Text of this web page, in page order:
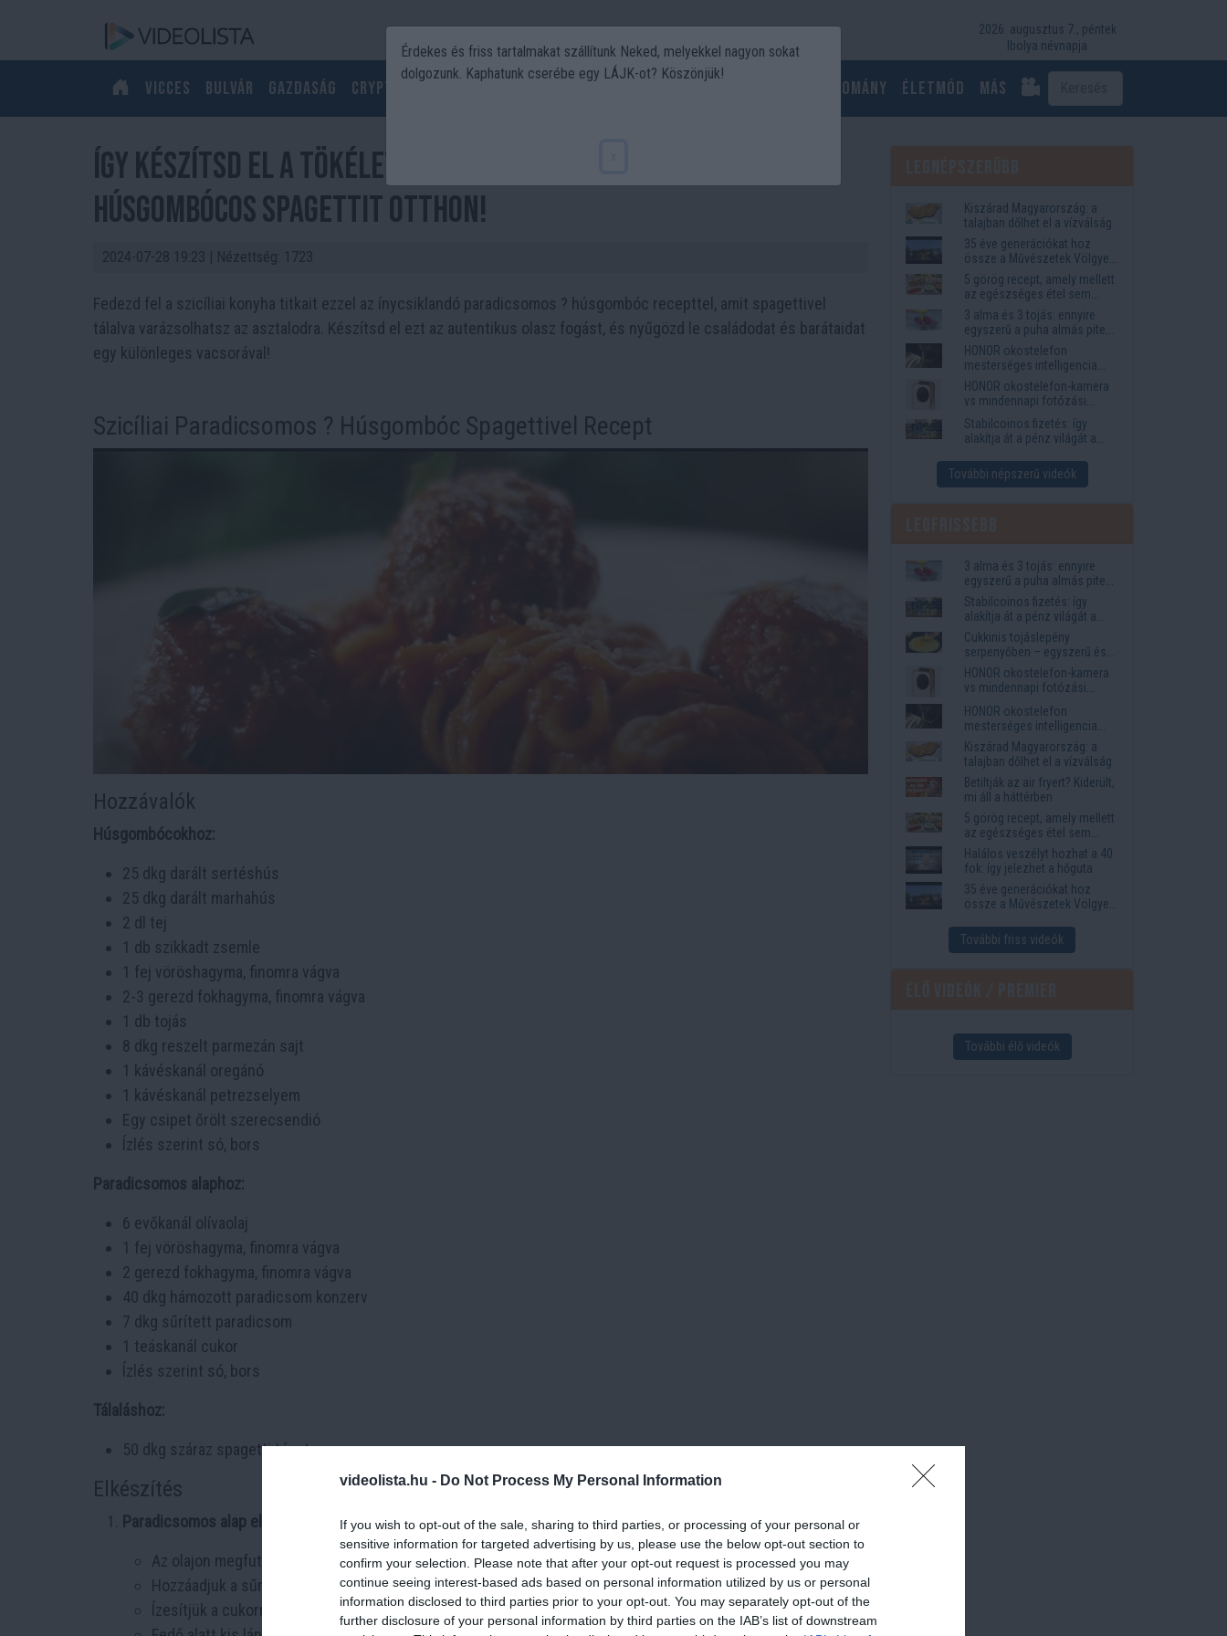
videolista.hu - Do Not Process My Personal Information
If you wish to opt-out of the sale, sharing to third parties, or processing of your personal or
sensitive information for targeted advertising by us, please use the below opt-out section to
confirm your selection. Please note that after your opt-out request is processed you may
continue seeing interest-based ads based on personal information utilized by us or personal
information disclosed to third parties prior to your opt-out. You may separately opt-out of the
further disclosure of your personal information by third parties on the IAB’s list of downstream
2026. augusztus 7., péntek
Ibolya névnapja
Vicces Bulvár Gazdaság Crypto Politika DIY Utazás Tudomány Életmód más
Így készítsd el a tökéletes Szicíliai Paradicsomos ?
Húsgombócos Spagettit otthon!
2024-07-28 19:23 | Nézettség: 1723
Fedezd fel a szicíliai konyha titkait ezzel az ínycsiklandó paradicsomos ? húsgombóc recepttel, amit spagettivel
tálalva varázsolhatsz az asztalodra. Készítsd el ezt az autentikus olasz fogást, és nyűgözd le családodat és barátaidat
egy különleges vacsorával!
Szicíliai Paradicsomos ? Húsgombóc Spagettivel Recept
Hozzávalók
Húsgombócokhoz:
25 dkg darált sertéshús
25 dkg darált marhahús
2 dl tej
1 db szikkadt zsemle
1 fej vöröshagyma, finomra vágva
2-3 gerezd fokhagyma, finomra vágva
1 db tojás
8 dkg reszelt parmezán sajt
1 kávéskanál oregánó
1 kávéskanál petrezselyem
Egy csipet őrölt szerecsendió
Ízlés szerint só, bors
Paradicsomos alaphoz:
6 evőkanál olívaolaj
1 fej vöröshagyma, finomra vágva
2 gerezd fokhagyma, finomra vágva
40 dkg hámozott paradicsom konzerv
7 dkg sűrített paradicsom
1 teáskanál cukor
Ízlés szerint só, bors
Tálaláshoz:
50 dkg száraz spagetti tészta
Elkészítés
Paradicsomos alap elkészítése:
Az olajon megfuttatjuk a finomra vágott vöröshagymát és a fokhagymát.
Hozzáadjuk a sűrített paradicsomot és a darabokra vágott paradicsom konzervet.
Ízesítjük a cukorral, sóval és borssal.
Kiszárad Magyarország: a
talajban dőlhet el a vízválság
35 éve generációkat hoz
össze a Művészetek Völgye
– megvan a 2027-es időpont
és a bérletár
5 görög recept, amely mellett
az egészséges étel sem
tűnik lemondásnak
3 alma és 3 tojás: ennyire
egyszerű a puha almás pite
titka
HONOR okostelefon
mesterséges intelligencia
funkciók, amelyek
megkönnyítik az életet
HONOR okostelefon-kamera
vs mindennapi fotózási
igények
Stabilcoinos fizetés: így
alakítja át a pénz világát a
Western Union
További népszerű videók
3 alma és 3 tojás: ennyire
egyszerű a puha almás pite
titka
Stabilcoinos fizetés: így
alakítja át a pénz világát a
Visa, a Mastercard és a
Western Union
Cukkinis tojáslepény
serpenyőben – egyszerű és
laktató vacsora
HONOR okostelefon-kamera
vs mindennapi fotózási
igények
HONOR okostelefon
mesterséges intelligencia
funkciók, amelyek
megkönnyítik az életet
Kiszárad Magyarország: a
talajban dőlhet el a vízválság
Betiltják az air fryert? Kiderült,
mi áll a háttérben
5 görög recept, amely mellett
az egészséges étel sem
tűnik lemondásnak
Halálos veszélyt hozhat a 40
fok: így jelezhet a hőguta
35 éve generációkat hoz
össze a Művészetek Völgye
és a bérletár
További friss videók
További élő videók
Érdekes és friss tartalmakat szállítunk Neked, melyekkel nagyon sokat
dolgozunk. Kaphatunk cserébe egy LÁJK-ot? Köszönjük!